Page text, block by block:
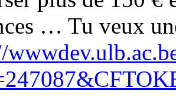
… Tu veux